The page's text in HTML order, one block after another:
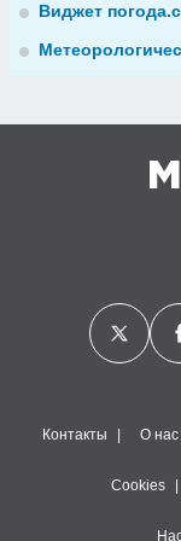
Виджет
Контакты О нас
Cookies